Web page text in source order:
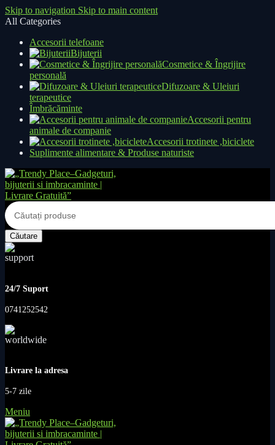
Skip to navigation Skip to main content
All Categories
Accesorii telefoane
Bijuterii
Cosmetice & Îngrijire
personală
Difuzoare & Uleiuri
terapeutice
Îmbrăcăminte
Accesorii pentru
animale de companie
Accesorii trotinete ,biciclete
Suplimente alimentare & Produse naturiste
Căutare
24/7 Suport
0741252542
Livrare la adresa
5-7 zile
Meniu